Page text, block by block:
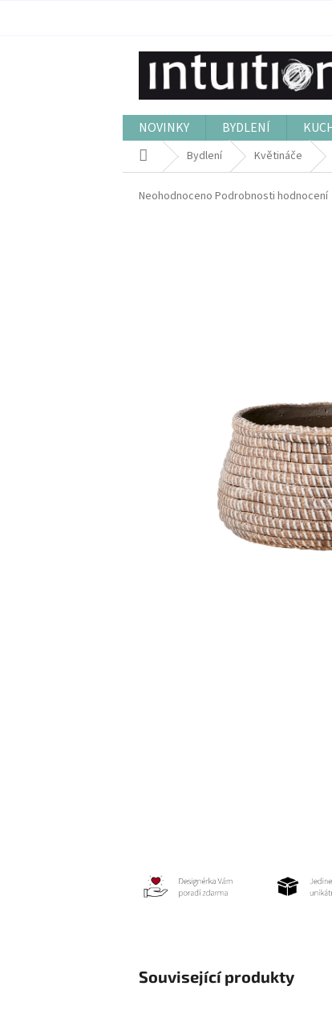
NOVINKY BYDLENÍ
Domů Bydlení Květináče
Průměrné
Neohodnoceno Podrobnosti hodnocení
Související produkty